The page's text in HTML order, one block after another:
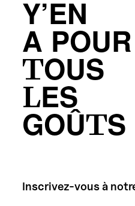
Y’EN
A POUR
TOUS
LES
GOÛTS
Inscrivez-vous à